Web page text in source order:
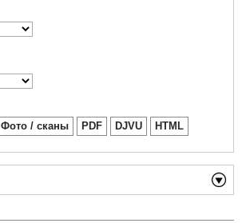
Фото / сканы PDF DJVU HTML